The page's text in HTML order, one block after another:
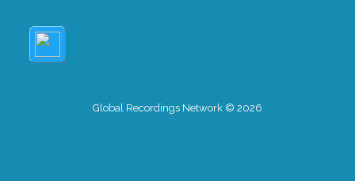
Global Recordings Network © 2026